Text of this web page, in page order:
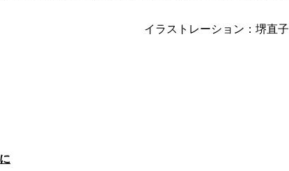
イラストレーション：堺直子